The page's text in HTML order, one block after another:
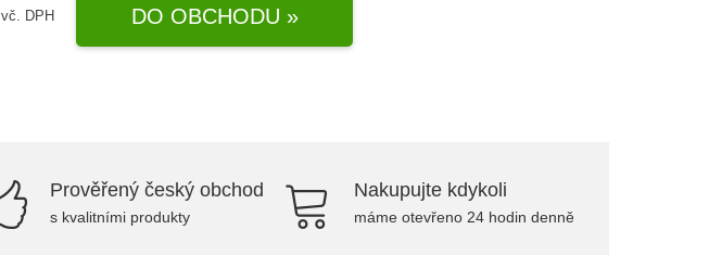
vč. DPH DO OBCHODU »
Prověřený český obchod
s kvalitními produkty
Nakupujte kdykoli
máme otevřeno 24 hodin denně